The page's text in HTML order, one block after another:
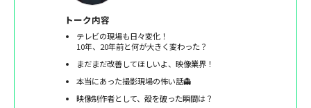
トーク内容
テレビの現場も日々変化！
10年、20年前と何が大きく変わった？
まだまだ改善してほしいよ、映像業界！
本当にあった撮影現場の怖い話👻
映像制作者として、殻を破った瞬間は？